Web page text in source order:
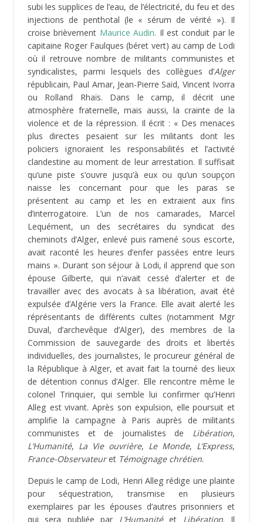
subi les supplices de l’eau, de l’électricité, du feu et des
injections de penthotal (le « sérum de vérité »). Il
croise brièvement Maurice Audin. Il est conduit par le
capitaine Roger Faulques (béret vert) au camp de Lodi
où il retrouve nombre de militants communistes et
syndicalistes, parmi lesquels des collègues d’Alger
républicain, Paul Amar, Jean-Pierre Saïd, Vincent Ivorra
ou Rolland Rhaïs. Dans le camp, il décrit une
atmosphère fraternelle, mais aussi, la crainte de la
violence et de la répression. Il écrit : « Des menaces
plus directes pesaient sur les militants dont les
policiers ignoraient les responsabilités et l’activité
clandestine au moment de leur arrestation. Il suffisait
qu’une piste s’ouvre jusqu’à eux ou qu’un soupçon
naisse les concernant pour que les paras se
présentent au camp et les en extraient aux fins
d’interrogatoire. L’un de nos camarades, Marcel
Lequément, un des secrétaires du syndicat des
cheminots d’Alger, enlevé puis ramené sous escorte,
avait raconté les heures d’enfer passées entre leurs
mains ». Durant son séjour à Lodi, il apprend que son
épouse Gilberte, qui n’avait cessé d’alerter et de
travailler avec des avocats à sa libération, avait été
expulsée d’Algérie vers la France. Elle avait alerté les
réprésentants de différents cultes (notamment Mgr
Duval, d’archevêque d’Alger), des membres de la
Commission de sauvegarde des droits et libertés
individuelles, des journalistes, le procureur général de
la République à Alger, et avait fait la tourné des lieux
de détention connus d’Alger. Elle rencontre même le
colonel Trinquier, qui semble lui confirmer qu’Henri
Alleg est vivant. Après son expulsion, elle poursuit et
amplifie la campagne à Paris auprès de militants
communistes et de journalistes de Libération,
L’Humanité, La Vie ouvrière, Le Monde, L’Express,
France-Observateuret Témoignage chrétien.
Depuis le camp de Lodi, Henri Alleg rédige une plainte
pour séquestration, transmise en plusieurs
exemplaires par les épouses d’autres prisonniers et
qui sera publiée par L’Humanitéet Libération. Il